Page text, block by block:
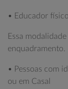
• Educador
Essa
enquadramento.
• Pessoas com
ou em Casal